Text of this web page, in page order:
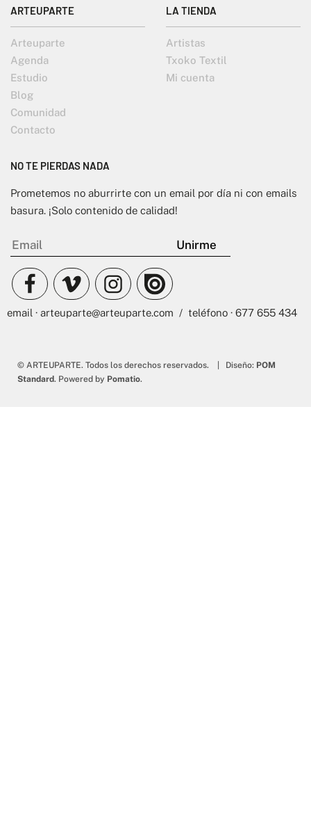
ARTEUPARTE
Arteuparte
Agenda
Estudio
Blog
Comunidad
Contacto
LA TIENDA
Artistas
Txoko Textil
Mi cuenta
NO TE PIERDAS NADA
Prometemos no aburrirte con un email por día ni con emails
basura. ¡Solo contenido de calidad!
email · arteuparte@arteuparte.com / teléfono · 677 655 434
© ARTEUPARTE. Todos los derechos reservados. | Diseño: POM
Standard. Powered by Pomatio.